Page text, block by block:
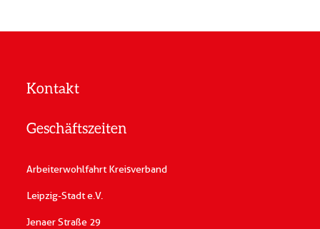
Kontakt
Geschäftszeiten
Arbeiterwohlfahrt Kreisverband
Leipzig-Stadt e.V.
Jenaer Straße 29